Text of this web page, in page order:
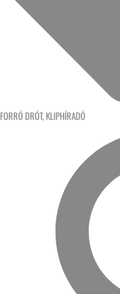
FORRÓ DRÓT, KLIPHÍRADÓ